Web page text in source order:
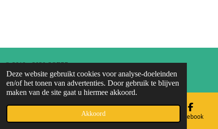
Deze website gebruikt cookies voor analyse-doeleinden
en/of het tonen van advertenties. Door gebruik te blijven
maken van de site gaat u hiermee akkoord.
Akkoord
© 2019 - 2020 SOEPP
Powered byJouwWeb
Telefoonnummer Facebook